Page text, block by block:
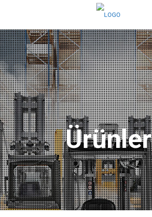
Ürünler